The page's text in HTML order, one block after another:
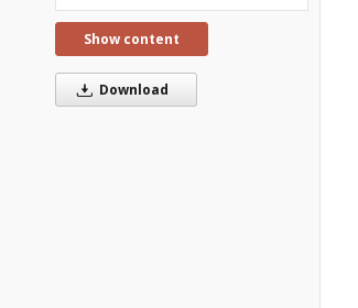
Show content
Download